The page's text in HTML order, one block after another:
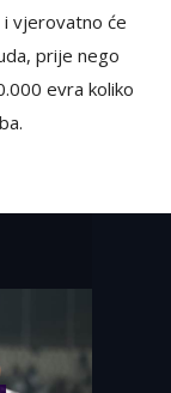
i vjerovatno će
prije nego
evra koliko